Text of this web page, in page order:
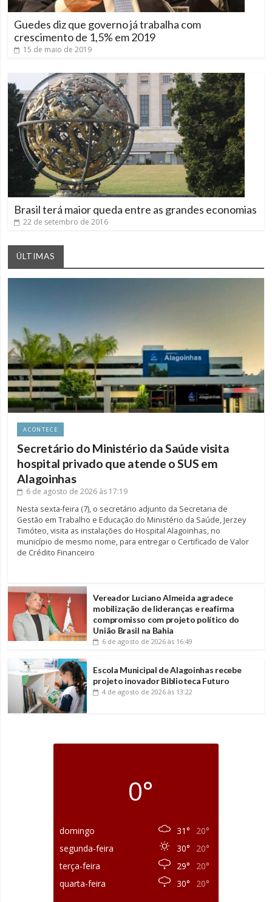
Guedes diz que governo já trabalha com
crescimento de 1,5% em 2019
15 de maio de 2019
Brasil terá maior queda entre as grandes economias
22 de setembro de 2016
ÚLTIMAS
ACONTECE
Secretário do Ministério da Saúde visita
hospital privado que atende o SUS em
Alagoinhas
6 de agosto de 2026 às 17:19
Nesta sexta-feira (7), o secretário adjunto da Secretaria de
Gestão em Trabalho e Educação do Ministério da Saúde, Jerzey
Timóteo, visita as instalações do Hospital Alagoinhas, no
município de mesmo nome, para entregar o Certificado de Valor
de Crédito Financeiro
Vereador Luciano Almeida agradece
mobilização de lideranças e reafirma
compromisso com projeto político do
União Brasil na Bahia
6 de agosto de 2026 às 16:49
Escola Municipal de Alagoinhas recebe
projeto inovador Biblioteca Futuro
4 de agosto de 2026 às 13:22
0°
domingo 31°
20°
segunda-feira
30°
20°
terça-feira
29°
20°
quarta-feira
30° 20°